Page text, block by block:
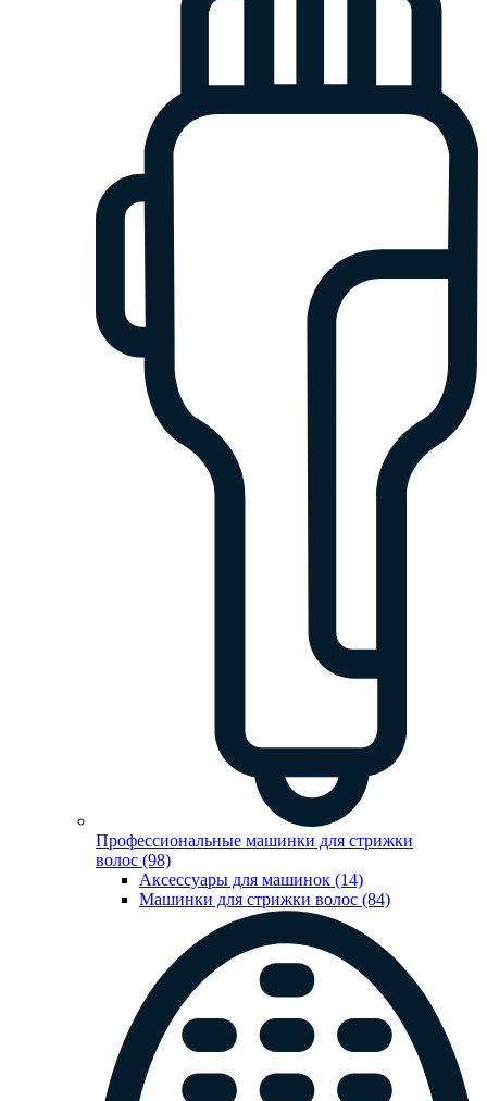
Профессиональные машинки для стрижки
волос (98)
Аксессуары для машинок (14)
Машинки для стрижки волос (84)